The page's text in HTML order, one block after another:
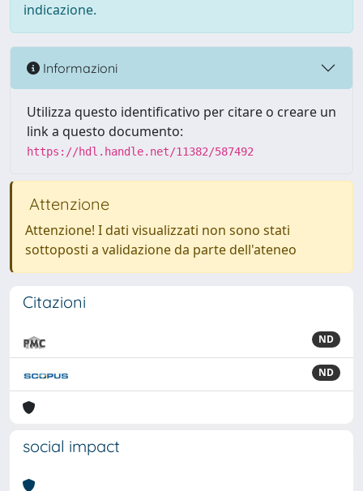
indicazione.
Informazioni
Utilizza questo identificativo per citare o creare un
link a questo documento:
https://hdl.handle.net/11382/587492
Attenzione
Attenzione! I dati visualizzati non sono stati
sottoposti a validazione da parte dell'ateneo
Citazioni
ND
ND
social impact